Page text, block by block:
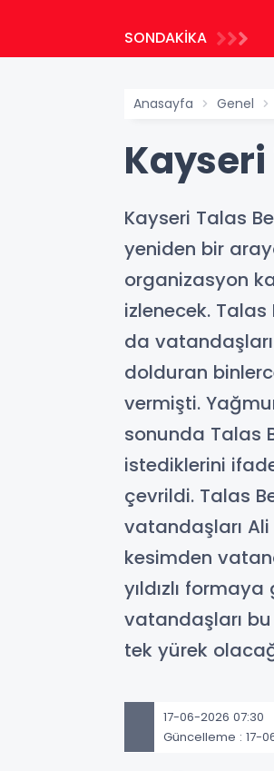
SONDAKİKA
Anasayfa Genel
Kayseri
Kayseri Talas
yeniden bir
organizasyon
izlenecek. Talas
da
dolduran
vermişti.
sonunda Talas
istediklerini ifade
çevrildi. Talas
vatandaşları Ali
kesimden
yıldızlı
vatandaşları
tek yürek
17-06-2026 07:30
Güncelleme : 17-